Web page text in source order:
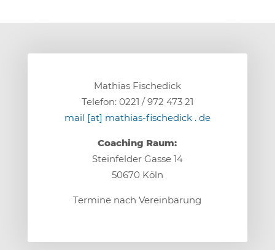
Mathias Fischedick
Telefon: 0221 / 972 473 21
mail [at] mathias-fischedick . de
Coaching Raum:
Steinfelder Gasse 14
50670 Köln
Termine nach Vereinbarung